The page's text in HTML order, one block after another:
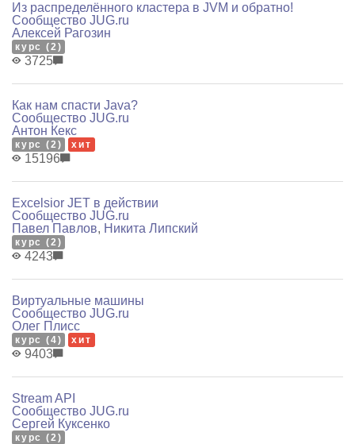
Из распределённого кластера в JVM и обратно!
Сообщество JUG.ru
Алексей Рагозин
курс (2)
3725
Как нам спасти Java?
Сообщество JUG.ru
Антон Кекс
курс (2) хит
15196
Excelsior JET в действии
Сообщество JUG.ru
Павел Павлов, Никита Липский
курс (2)
4243
Виртуальные машины
Сообщество JUG.ru
Олег Плисс
курс (4) хит
9403
Stream API
Сообщество JUG.ru
Сергей Куксенко
курс (2)